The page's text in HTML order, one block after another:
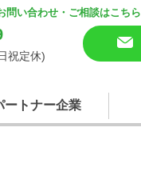
問い合わせ・ご相談はこちら
祝定休)
ートナー企業